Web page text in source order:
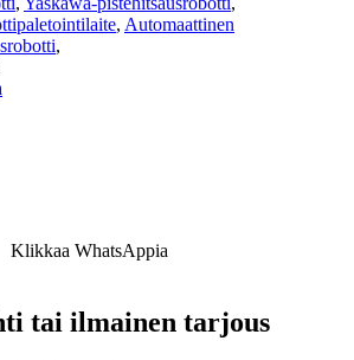
, Automaattinen
,
Klikkaa WhatsAppia
tai ilmainen tarjous